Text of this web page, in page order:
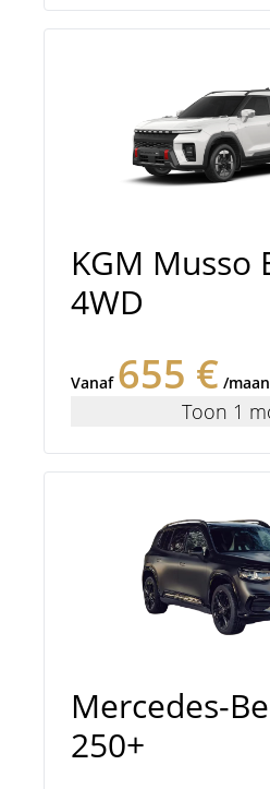
KGM Musso
4WD
Vanaf 655 € /
Toon 1
Mercedes-
250+